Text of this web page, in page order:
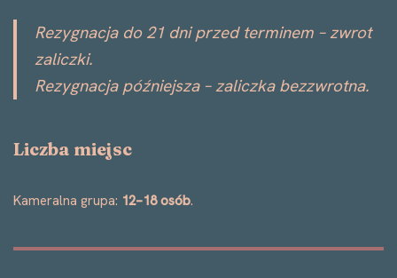
Rezygnacja do 21 dni przed terminem – zwrot
zaliczki.
Rezygnacja późniejsza – zaliczka bezzwrotna.
Liczba miejsc
Kameralna grupa: 12–18 osób.